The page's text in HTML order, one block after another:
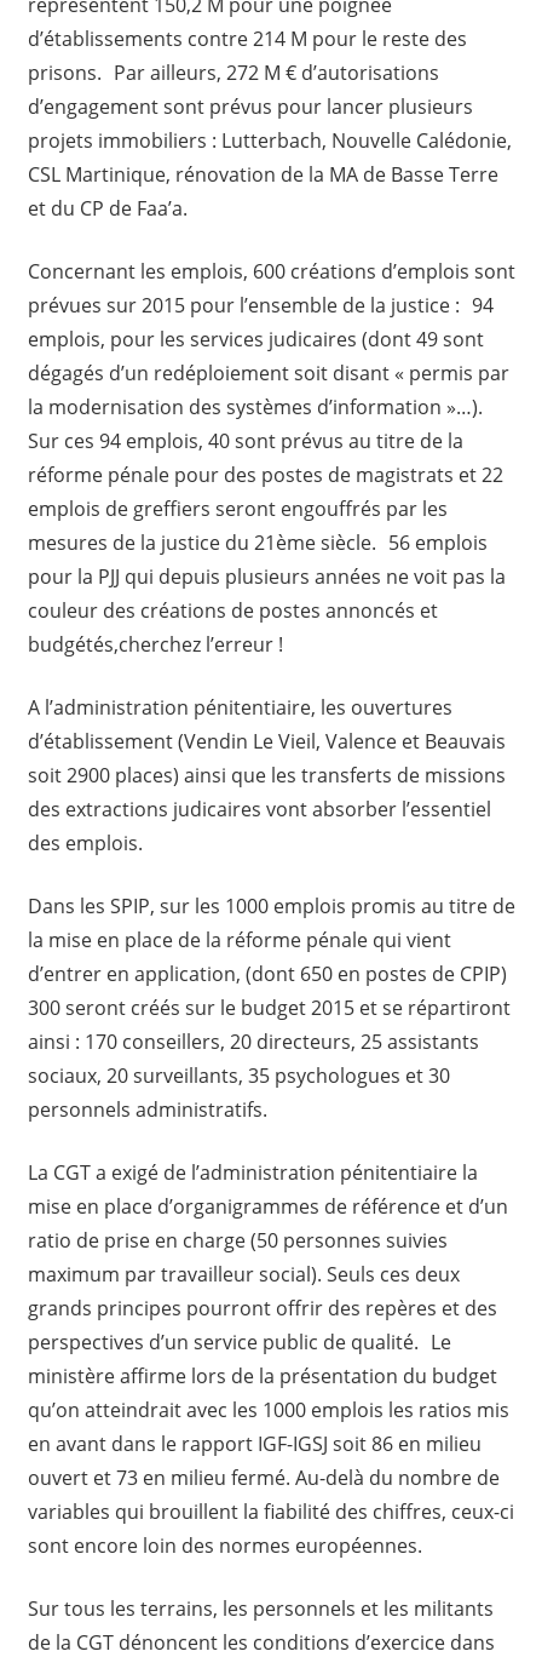
d’établissements contre 214 M pour le reste des
prisons. Par ailleurs, 272 M € d’autorisations
d’engagement sont prévus pour lancer plusieurs
projets immobiliers : Lutterbach, Nouvelle Calédonie,
CSL Martinique, rénovation de la MA de Basse Terre
et du CP de Faa’a.
Concernant les emplois, 600 créations d’emplois sont
prévues sur 2015 pour l’ensemble de la justice : 94
emplois, pour les services judicaires (dont 49 sont
dégagés d’un redéploiement soit disant « permis par
la modernisation des systèmes d’information »…).
Sur ces 94 emplois, 40 sont prévus au titre de la
réforme pénale pour des postes de magistrats et 22
emplois de greffiers seront engouffrés par les
mesures de la justice du 21ème siècle. 56 emplois
pour la PJJ qui depuis plusieurs années ne voit pas la
couleur des créations de postes annoncés et
budgétés,cherchez l’erreur !
A l’administration pénitentiaire, les ouvertures
d’établissement (Vendin Le Vieil, Valence et Beauvais
soit 2900 places) ainsi que les transferts de missions
des extractions judicaires vont absorber l’essentiel
des emplois.
Dans les SPIP, sur les 1000 emplois promis au titre de
la mise en place de la réforme pénale qui vient
d’entrer en application, (dont 650 en postes de CPIP)
300 seront créés sur le budget 2015 et se répartiront
ainsi : 170 conseillers, 20 directeurs, 25 assistants
sociaux, 20 surveillants, 35 psychologues et 30
personnels administratifs.
La CGT a exigé de l’administration pénitentiaire la
mise en place d’organigrammes de référence et d’un
ratio de prise en charge (50 personnes suivies
maximum par travailleur social). Seuls ces deux
grands principes pourront offrir des repères et des
perspectives d’un service public de qualité. Le
ministère affirme lors de la présentation du budget
qu’on atteindrait avec les 1000 emplois les ratios mis
en avant dans le rapport IGF-IGSJ soit 86 en milieu
ouvert et 73 en milieu fermé. Au-delà du nombre de
variables qui brouillent la fiabilité des chiffres, ceux-ci
sont encore loin des normes européennes.
Sur tous les terrains, les personnels et les militants
de la CGT dénoncent les conditions d’exercice dans